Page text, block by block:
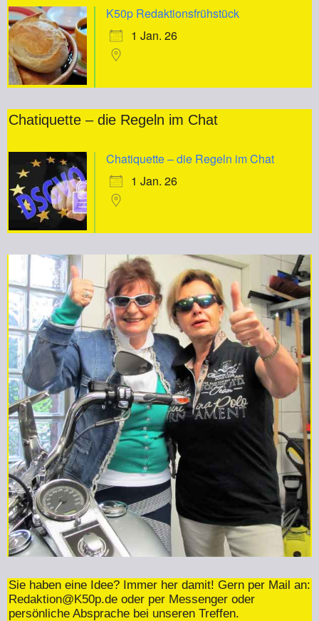
K50p Redaktionsfrühstück
1 Jan. 26
Chatiquette – die Regeln im Chat
Chatiquette – die Regeln im Chat
1 Jan. 26
Sie haben eine Idee? Immer her damit! Gern per Mail an:
Redaktion@K50p.de oder per Messenger oder
persönliche Absprache bei unseren Treffen.